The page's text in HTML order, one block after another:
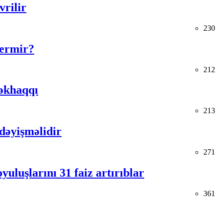
230
212
213
271
31 faiz artırıblar
361